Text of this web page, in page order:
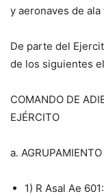
y aeronaves de
De parte del
de los siguientes
COMANDO DE
EJÉRCITO
a. AGRUPAMIENTO
1) R Asal Ae